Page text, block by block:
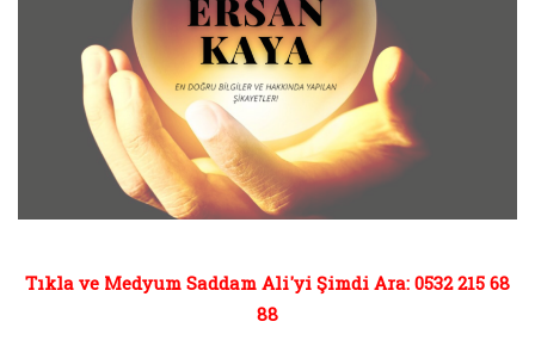
Tıkla ve Medyum Saddam Ali'yi Şimdi Ara: 0532 215 68
88